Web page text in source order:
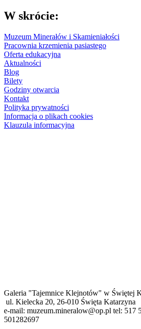
W skrócie:
Muzeum Minerałów i Skamieniałości
Pracownia krzemienia pasiastego
Oferta edukacyjna
Aktualności
Blog
Bilety
Godziny otwarcia
Kontakt
Polityka prywatności
Informacja o plikach cookies
Klauzula informacyjna
Galeria "Tajemnice Klejnotów" w Świętej
ul. Kielecka 20, 26-010 Święta Katarzyna
e-mail: muzeum.mineralow@op.pl tel: 517
501282697